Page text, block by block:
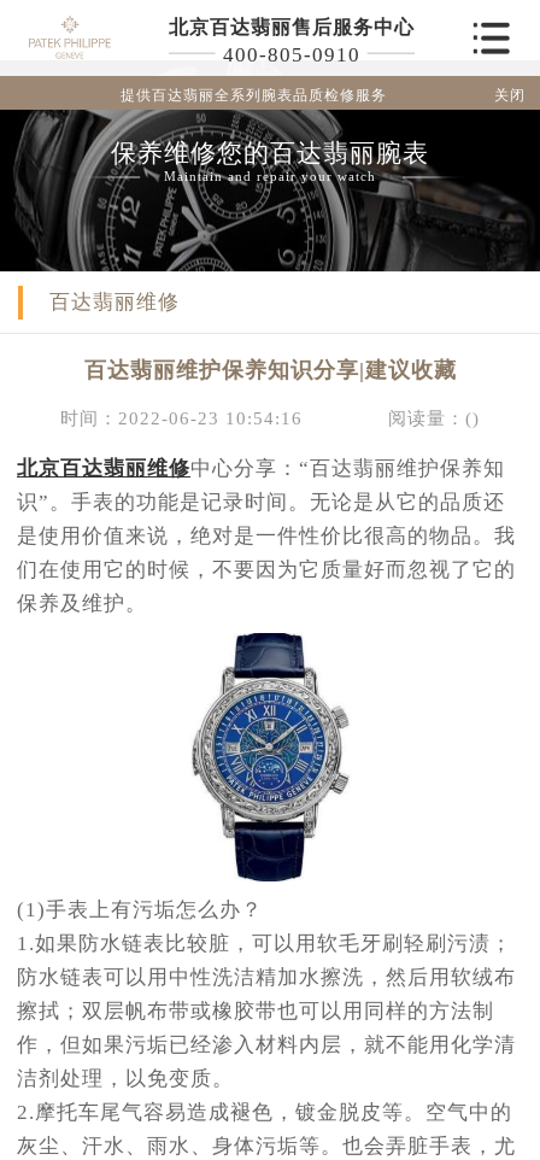
北京百达翡丽售后服务中心
400-805-0910
提供百达翡丽全系列腕表品质检修服务 关闭
保养维修您的百达翡丽腕表
Maintain and repair your watch
百达翡丽维修
百达翡丽维护保养知识分享|建议收藏
时间：2022-06-23 10:54:16 阅读量：()
北京百达翡丽维修中心分享：“百达翡丽维护保养知
识”。手表的功能是记录时间。无论是从它的品质还
是使用价值来说，绝对是一件性价比很高的物品。我
们在使用它的时候，不要因为它质量好而忽视了它的
保养及维护。
(1)手表上有污垢怎么办？
1.如果防水链表比较脏，可以用软毛牙刷轻刷污渍；
防水链表可以用中性洗洁精加水擦洗，然后用软绒布
擦拭；双层帆布带或橡胶带也可以用同样的方法制
作，但如果污垢已经渗入材料内层，就不能用化学清
洁剂处理，以免变质。
2.摩托车尾气容易造成褪色，镀金脱皮等。空气中的
灰尘、汗水、雨水、身体污垢等。也会弄脏手表，尤